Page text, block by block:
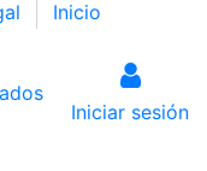
Inicio
Iniciar sesión